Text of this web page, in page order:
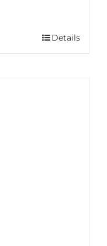
Details